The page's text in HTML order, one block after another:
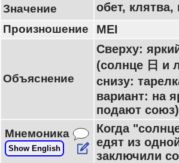
Значение обет, клятва,
Произношение MEI
Объяснение
Сверху:
(солнце 日 и
снизу:
вариант: на
подают союз)
Мнемоника
Show English
Когда
едят из
заключили